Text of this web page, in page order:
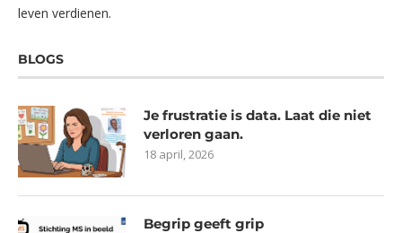
leven verdienen.
BLOGS
Je frustratie is data. Laat die niet
verloren gaan.
18 april, 2026
Begrip geeft grip